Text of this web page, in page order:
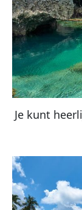
Je kunt